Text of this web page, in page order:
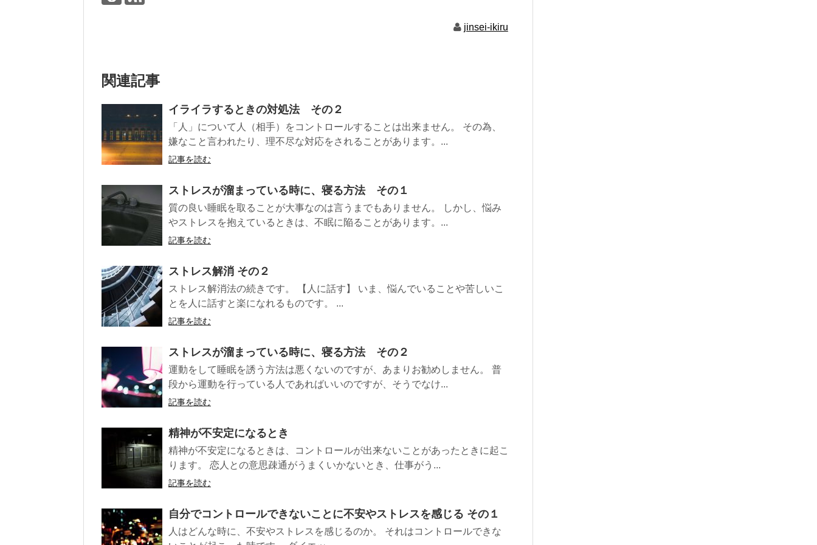
jinsei-ikiru
関連記事
イライラするときの対処法 その２
「人」について人（相手）をコントロールすることは出来ません。 その為、
嫌なこと言われたり、理不尽な対応をされることがあります。...
記事を読む
ストレスが溜まっている時に、寝る方法 その１
質の良い睡眠を取ることが大事なのは言うまでもありません。 しかし、悩み
やストレスを抱えているときは、不眠に陥ることがあります。...
記事を読む
ストレス解消 その２
ストレス解消法の続きです。 【人に話す】 いま、悩んでいることや苦しいこ
とを人に話すと楽になれるものです。 ...
記事を読む
ストレスが溜まっている時に、寝る方法 その２
運動をして睡眠を誘う方法は悪くないのですが、あまりお勧めしません。 普
段から運動を行っている人であればいいのですが、そうでなけ...
記事を読む
精神が不安定になるとき
精神が不安定になるときは、コントロールが出来ないことがあったときに起こ
ります。 恋人との意思疎通がうまくいかないとき、仕事がう...
記事を読む
自分でコントロールできないことに不安やストレスを感じる その１
人はどんな時に、不安やストレスを感じるのか。 それはコントロールできな